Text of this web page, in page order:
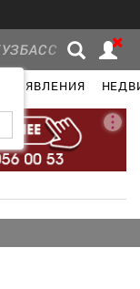
ОБЪЯВЛЕНИЯ
Новости